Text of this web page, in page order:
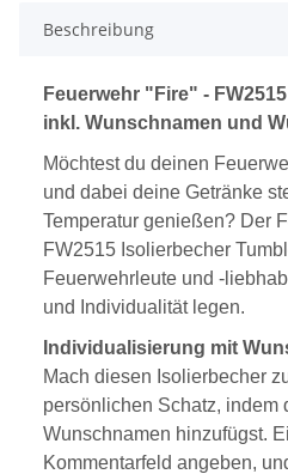
Beschreibung
Feuerwehr "Fire" -
inkl. Wunschnamen und
Möchtest du deinen
und dabei deine Getränke
Temperatur genießen? Der
FW2515 Isolierbecher
Feuerwehrleute und -
und Individualität legen.
Individualisierung mit
Mach diesen Isolierbecher
persönlichen Schatz, indem
Wunschnamen hinzufügst.
Kommentarfeld angeben,